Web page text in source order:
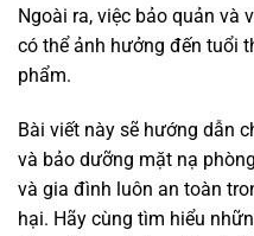
Ngoài ra, việc bảo quản và
có thể ảnh hưởng đến tuổi
phẩm.
Bài viết này sẽ hướng dẫn
và bảo dưỡng mặt nạ
và gia đình luôn an toàn
hại. Hãy cùng tìm hiểu